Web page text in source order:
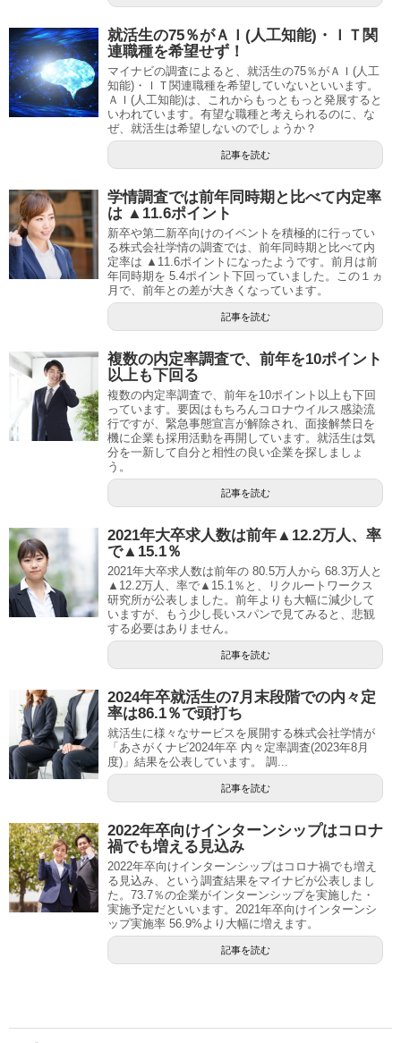
就活生の75％がＡＩ(人工知能)・ＩＴ関
連職種を希望せず！
マイナビの調査によると、就活生の75％がＡＩ(人工
知能)・ＩＴ関連職種を希望していないといいます。
ＡＩ(人工知能)は、これからもっともっと発展すると
いわれています。有望な職種と考えられるのに、な
ぜ、就活生は希望しないのでしょうか？
記事を読む
学情調査では前年同時期と比べて内定率
は ▲11.6ポイント
新卒や第二新卒向けのイベントを積極的に行ってい
る株式会社学情の調査では、前年同時期と比べて内
定率は ▲11.6ポイントになったようです。前月は前
年同時期を 5.4ポイント下回っていました。この１ヵ
月で、前年との差が大きくなっています。
記事を読む
複数の内定率調査で、前年を10ポイント
以上も下回る
複数の内定率調査で、前年を10ポイント以上も下回
っています。要因はもちろんコロナウイルス感染流
行ですが、緊急事態宣言が解除され、面接解禁日を
機に企業も採用活動を再開しています。就活生は気
分を一新して自分と相性の良い企業を探しましょ
う。
記事を読む
2021年大卒求人数は前年▲12.2万人、率
で▲15.1％
2021年大卒求人数は前年の 80.5万人から 68.3万人と
▲12.2万人、率で▲15.1％と、リクルートワークス
研究所が公表しました。前年よりも大幅に減少して
いますが、もう少し長いスパンで見てみると、悲観
する必要はありません。
記事を読む
2024年卒就活生の7月末段階での内々定
率は86.1％で頭打ち
就活生に様々なサービスを展開する株式会社学情が
「あさがくナビ2024年卒 内々定率調査(2023年8月
度)」結果を公表しています。 調...
記事を読む
2022年卒向けインターンシップはコロナ
禍でも増える見込み
2022年卒向けインターンシップはコロナ禍でも増え
る見込み、という調査結果をマイナビが公表しまし
た。73.7％の企業がインターンシップを実施した・
実施予定だといいます。2021年卒向けインターンシ
ップ実施率 56.9%より大幅に増えます。
記事を読む